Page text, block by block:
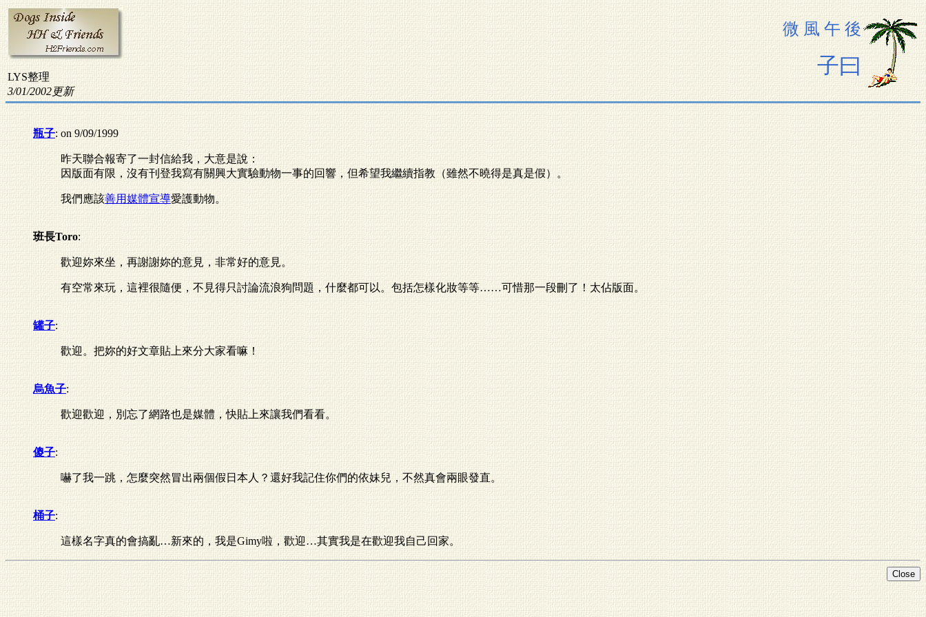
LYS整理
3/01/2002更新
微 風 午 後
子曰
瓶子: on 9/09/1999
昨天聯合報寄了一封信給我，大意是說：
因版面有限，沒有刊登我寫有關興大實驗動物一事的回響，但希望我繼續指教（雖然不曉得是真是假）。
我們應該善用媒體宣導愛護動物。
班長Toro:
歡迎妳來坐，再謝謝妳的意見，非常好的意見。
有空常來玩，這裡很隨便，不見得只討論流浪狗問題，什麼都可以。包括怎樣化妝等等……可惜那一段刪了！太佔版面。
罐子:
歡迎。把妳的好文章貼上來分大家看嘛！
烏魚子:
歡迎歡迎，別忘了網路也是媒體，快貼上來讓我們看看。
傻子:
嚇了我一跳，怎麼突然冒出兩個假日本人？還好我記住你們的依妹兒，不然真會兩眼發直。
桶子:
這樣名字真的會搞亂…新來的，我是Gimy啦，歡迎…其實我是在歡迎我自己回家。